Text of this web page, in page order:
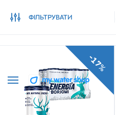
ФІЛЬТРУВАТИ
-17%